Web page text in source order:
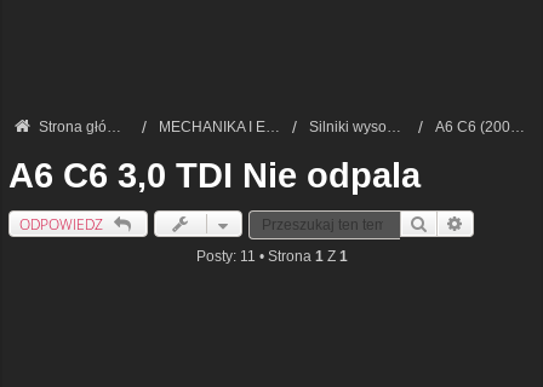
Strona główna MECHANIKA I ELEKTRONIKA — FORUM TECHNICZNE Silniki wysokoprężne A6 C6 (2004-2011)
A6 C6 3,0 TDI Nie odpala
ODPOWIEDZ Szukaj
Posty: 11 • Strona 1 Z 1